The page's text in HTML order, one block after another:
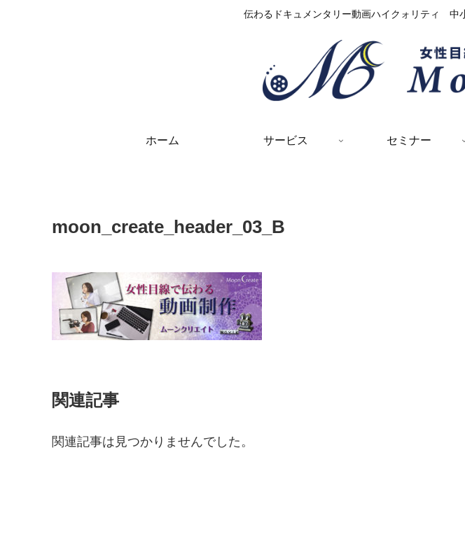
伝わるドキュメンタリー動画ハイクォリティ
ホーム サービス セミナー
moon_create_header_03_B
関連記事
関連記事は見つかりませんでした。